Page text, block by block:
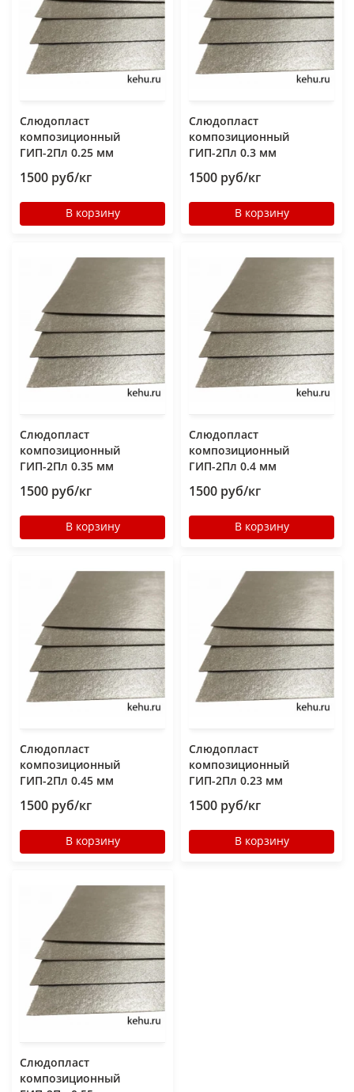
Слюдопласт
композиционный
ГИП-2Пл 0.25 мм
1500 руб/кг
В корзину
Слюдопласт
композиционный
ГИП-2Пл 0.3 мм
1500 руб/кг
В корзину
Слюдопласт
композиционный
ГИП-2Пл 0.35 мм
1500 руб/кг
В корзину
Слюдопласт
композиционный
ГИП-2Пл 0.4 мм
1500 руб/кг
В корзину
Слюдопласт
композиционный
ГИП-2Пл 0.45 мм
1500 руб/кг
В корзину
Слюдопласт
композиционный
ГИП-2Пл 0.23 мм
1500 руб/кг
В корзину
Слюдопласт
композиционный